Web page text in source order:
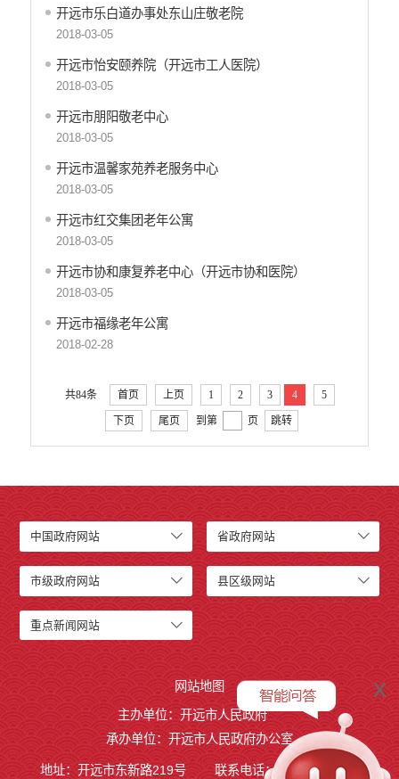
环保督察
行政许可
行政处罚和行政强制
乡村振兴工作信息公开
开远市乐白道办事处东山庄敬老院
2018-03-05
开远市怡安颐养院（开远市工人医院）
2018-03-05
开远市朋阳敬老中心
2018-03-05
开远市温馨家苑养老服务中心
2018-03-05
开远市红交集团老年公寓
2018-03-05
开远市协和康复养老中心（开远市协和医院）
2018-03-05
开远市福缘老年公寓
2018-02-28
共84条 首页 上页 1 2 3 4 5
下页 尾页 到第 页 跳转
中国政府网站 省政府网站
市级政府网站 县区级网站
重点新闻网站
网站地图
主办单位：开远市人民政府
承办单位：开远市人民政府办公室
地址：开远市东新路219号 联系电话：0873-7236877
x